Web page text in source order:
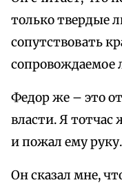
только твердые
сопутствовать
сопровождаемое
Федор же – это
власти. Я тотчас
и пожал ему руку.
Он сказал мне,